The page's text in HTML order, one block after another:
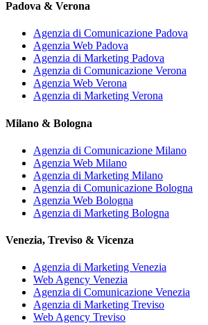
Padova & Verona
Agenzia di Comunicazione Padova
Agenzia Web Padova
Agenzia di Marketing Padova
Agenzia di Comunicazione Verona
Agenzia Web Verona
Agenzia di Marketing Verona
Milano & Bologna
Agenzia di Comunicazione Milano
Agenzia Web Milano
Agenzia di Marketing Milano
Agenzia di Comunicazione Bologna
Agenzia Web Bologna
Agenzia di Marketing Bologna
Venezia, Treviso & Vicenza
Agenzia di Marketing Venezia
Web Agency Venezia
Agenzia di Comunicazione Venezia
Agenzia di Marketing Treviso
Web Agency Treviso